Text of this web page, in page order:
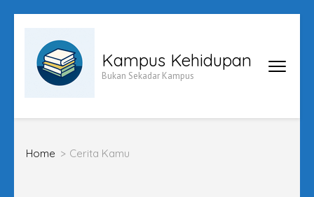
content
Kampus Kehidupan
Bukan Sekadar Kampus
Home > Cerita Kamu